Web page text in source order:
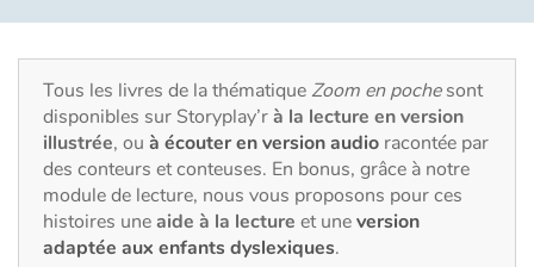
Contes d'ici et d'ailleurs
Fable, mythe, littérature et poésie
Princesses et princes, rois, reines et dragons
Ogres, monstres et sorcières
Héroïnes et héros
Tous les livres de la thématique Zoom en pochesont
disponibles sur Storyplay’rà la lecture en version
illustrée, ou à écouter en version audio racontée par
des conteurs et conteuses. En bonus, grâce à notre
module de lecture, nous vous proposons pour ces
histoires uneaide à la lecture et uneversion
adaptée aux enfants dyslexiques.